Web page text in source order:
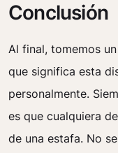
Conclusión
Al final, tomemos
que significa esta
personalmente.
es que cualquiera
de una estafa. No